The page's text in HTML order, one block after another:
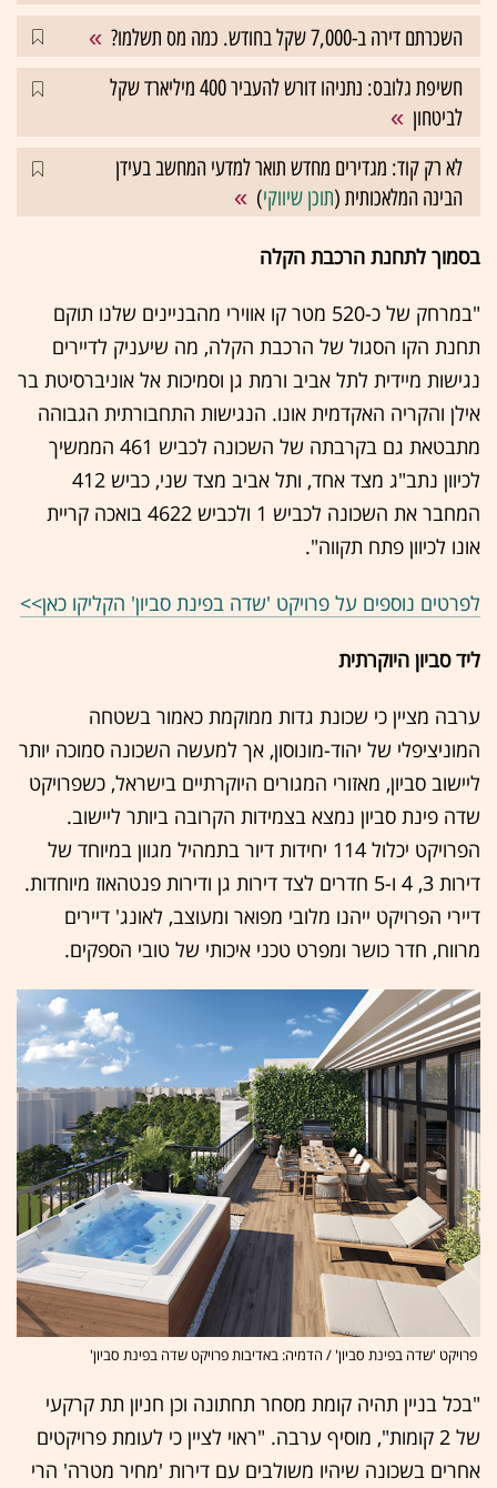
השכרתם דירה ב-7,000 שקל בחודש. כמה מס תשלמו?
חשיפת גלובס: נתניהו דורש להעביר 400 מיליארד שקל
לביטחון
לא רק קוד: מגדירים מחדש תואר למדעי המחשב בעידן
הבינה המלאכותית (תוכן שיווקי)
בסמוך לתחנת הרכבת הקלה
"במרחק של כ-520 מטר קו אווירי מהבניינים שלנו תוקם
תחנת הקו הסגול של הרכבת הקלה, מה שיעניק לדיירים
נגישות מיידית לתל אביב ורמת גן וסמיכות אל אוניברסיטת בר
אילן והקריה האקדמית אונו. הנגישות התחבורתית הגבוהה
מתבטאת גם בקרבתה של השכונה לכביש 461 הממשיך
לכיוון נתב"ג מצד אחד, ותל אביב מצד שני, כביש 412
המחבר את השכונה לכביש 1 ולכביש 4622 בואכה קריית
אונו לכיוון פתח תקווה".
לפרטים נוספים על פרויקט 'שדה בפינת סביון' הקליקו כאן>>
ליד סביון היוקרתית
ערבה מציין כי שכונת גדות ממוקמת כאמור בשטחה
המוניציפלי של יהוד-מונוסון, אך למעשה השכונה סמוכה יותר
ליישוב סביון, מאזורי המגורים היוקרתיים בישראל, כשפרויקט
שדה פינת סביון נמצא בצמידות הקרובה ביותר ליישוב.
הפרויקט יכלול 114 יחידות דיור בתמהיל מגוון במיוחד של
דירות 3, 4 ו-5 חדרים לצד דירות גן ודירות פנטהאוז מיוחדות.
דיירי הפרויקט ייהנו מלובי מפואר ומעוצב, לאונג' דיירים
מרווח, חדר כושר ומפרט טכני איכותי של טובי הספקים.
פרויקט 'שדה בפינת סביון' / הדמיה: באדיבות פרויקט שדה בפינת סביון'
"בכל בניין תהיה קומת מסחר תחתונה וכן חניון תת קרקעי
של 2 קומות", מוסיף ערבה. "ראוי לציין כי לעומת פרויקטים
אחרים בשכונה שיהיו משולבים עם דירות 'מחיר מטרה' הרי